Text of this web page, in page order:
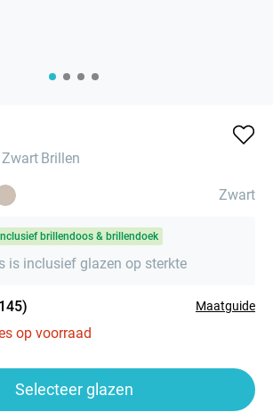
Zwart Brillen
Zwart
brillendoos & brillendoek
is inclusief glazen op sterkte
145) Maatguide
op voorraad
Selecteer glazen